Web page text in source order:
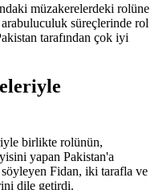
müzakerelerdeki rolüne
süreçlerinde rol
tarafından çok iyi
birlikte rolünün,
yapan Pakistan'a
Fidan, iki tarafla ve
dile getirdi.